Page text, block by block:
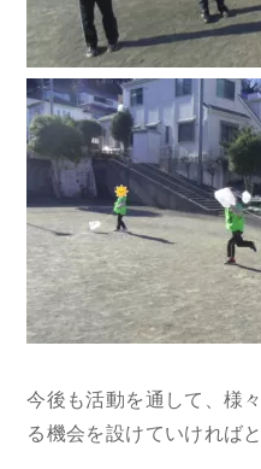
今後も活動を通して、様
る機会を設けていければと